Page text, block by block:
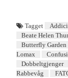
Tagget
Beate Helen
Butterfly Garden
Lomax
Dobbeltgjenger
Rabbevåg